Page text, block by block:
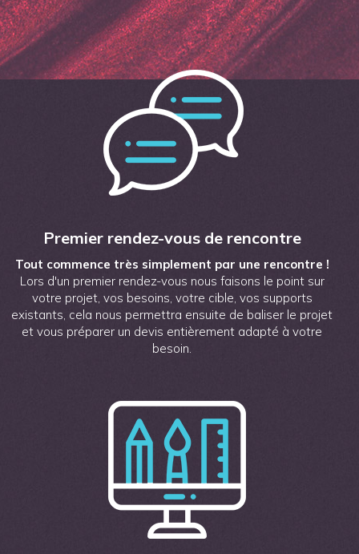
Premier rendez-vous de rencontre
Tout commence très simplement par une rencontre !
Lors d'un premier rendez-vous nous faisons le point sur
votre projet, vos besoins, votre cible, vos supports
existants, cela nous permettra ensuite de baliser le projet
et vous préparer un devis entièrement adapté à votre
besoin.